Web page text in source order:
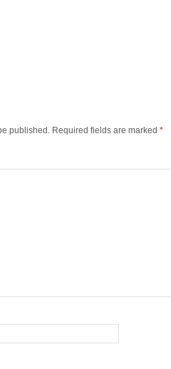
published. Required fields are marked *